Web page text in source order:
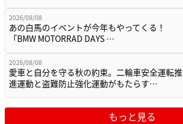
2026/08/08
あの白馬のイベントが今年もやってくる！
「BMW MOTORRAD DAYS …
2026/08/08
愛車と自分を守る秋の約束。二輪車安全運転推
進運動と盗難防止強化運動がもたらす…
もっと見る